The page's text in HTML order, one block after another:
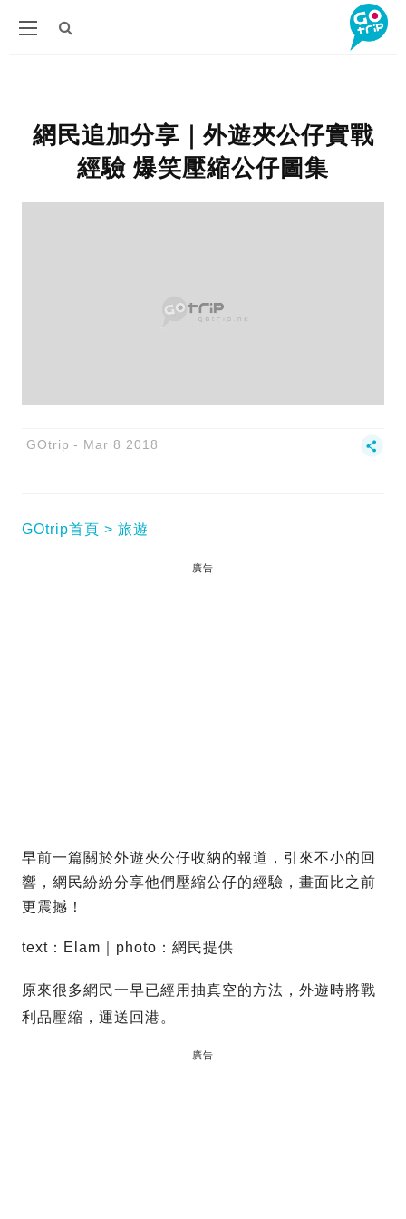
網民追加分享｜外遊夾公仔實戰
經驗 爆笑壓縮公仔圖集
GOtrip Mar 8 2018
GOtrip首頁 旅遊
廣告
早前一篇關於外遊夾公仔收納的報道，引來不小的回
響，網民紛紛分享他們壓縮公仔的經驗，畫面比之前
更震撼！
text：Elam｜photo：網民提供
原來很多網民一早已經用抽真空的方法，外遊時將戰
利品壓縮，運送回港。
廣告